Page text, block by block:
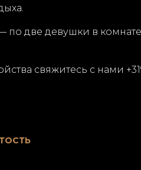
по две девушки в
свяжитесь с нами